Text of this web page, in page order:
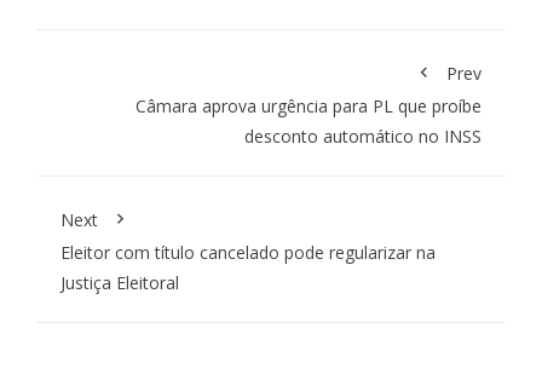
Prev
Câmara aprova urgência para PL que proíbe
desconto automático no INSS
Next
Eleitor com título cancelado pode regularizar na
Justiça Eleitoral